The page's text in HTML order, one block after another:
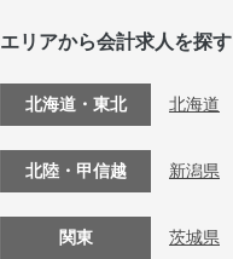
エリアから会計求人を探す
北海道・東北 北海道
北陸・甲信越 新潟県
関東 茨城県